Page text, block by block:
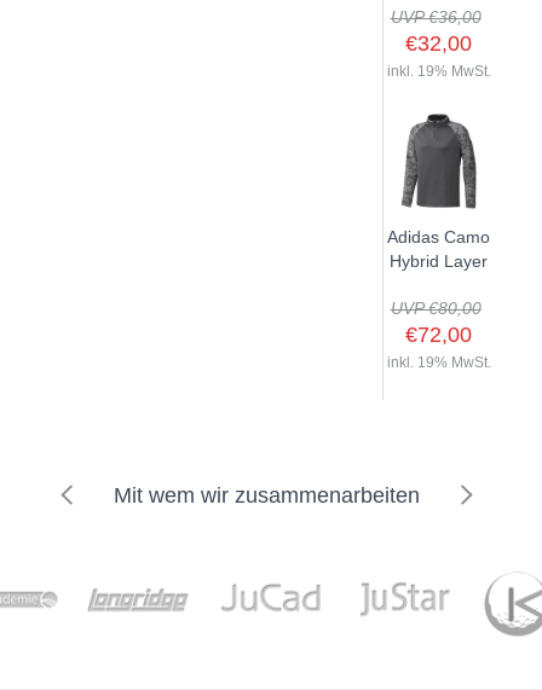
UVP €36,00
€32,00
inkl. 19% MwSt.
Adidas Camo
Hybrid Layer
UVP €80,00
€72,00
inkl. 19% MwSt.
Mit wem wir zusammenarbeiten